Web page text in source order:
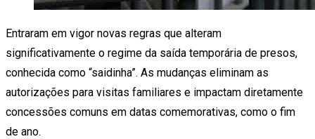
Entraram em vigor novas regras que alteram
significativamente o regime da saída temporária de presos,
conhecida como “saidinha”. As mudanças eliminam as
autorizações para visitas familiares e impactam diretamente
concessões comuns em datas comemorativas, como o fim
de ano.